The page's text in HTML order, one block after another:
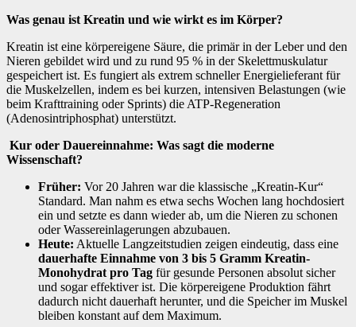
Was genau ist Kreatin und wie wirkt es im Körper?
Kreatin ist eine körpereigene Säure, die primär in der Leber und den
Nieren gebildet wird und zu rund 95 % in der Skelettmuskulatur
gespeichert ist. Es fungiert als extrem schneller Energielieferant für
die Muskelzellen, indem es bei kurzen, intensiven Belastungen (wie
beim Krafttraining oder Sprints) die ATP-Regeneration
(Adenosintriphosphat) unterstützt.
Kur oder Dauereinnahme: Was sagt die moderne
Wissenschaft?
Früher: Vor 20 Jahren war die klassische „Kreatin-Kur“
Standard. Man nahm es etwa sechs Wochen lang hochdosiert
ein und setzte es dann wieder ab, um die Nieren zu schonen
oder Wassereinlagerungen abzubauen.
Heute: Aktuelle Langzeitstudien zeigen eindeutig, dass eine
dauerhafte Einnahme von 3 bis 5 Gramm Kreatin-
Monohydrat pro Tag für gesunde Personen absolut sicher
und sogar effektiver ist. Die körpereigene Produktion fährt
dadurch nicht dauerhaft herunter, und die Speicher im Muskel
bleiben konstant auf dem Maximum.